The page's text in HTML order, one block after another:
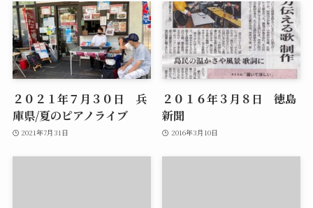
２０２１年７月３０日 兵
庫県/夏のピアノライブ
2021年7月31日
２０１６年３月８日 徳島
新聞
2016年3月10日